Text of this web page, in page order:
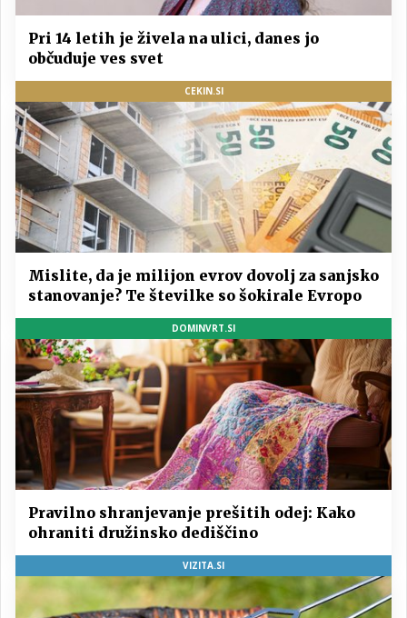
Pri 14 letih je živela na ulici, danes jo
občuduje ves svet
CEKIN.SI
Mislite, da je milijon evrov dovolj za sanjsko
stanovanje? Te številke so šokirale Evropo
DOMINVRT.SI
Pravilno shranjevanje prešitih odej: Kako
ohraniti družinsko dediščino
VIZITA.SI